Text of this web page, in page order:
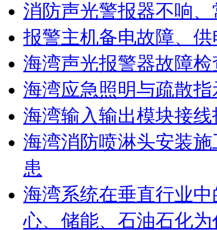
消防声光警报器不响
报警主机备电故障、
海湾声光报警器故障
海湾应急照明与疏散
海湾输入输出模块接
海湾消防喷淋头安装
患
海湾系统在垂直行业
心、储能、石油石化